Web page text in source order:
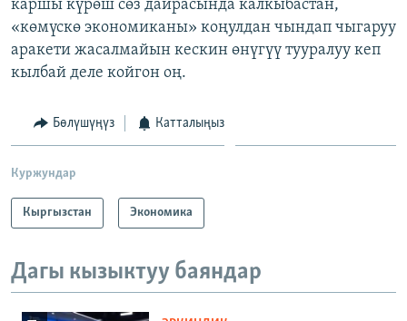
каршы күрөш сөз дайрасында калкыбастан,
«көмүскө экономиканы» коңулдан чындап чыгаруу
аракети жасалмайын кескин өнүгүү тууралуу кеп
кылбай деле койгон оң.
Бөлүшүңүз Катталыңыз
Куржундар
Кыргызстан Экономика
Дагы кызыктуу баяндар